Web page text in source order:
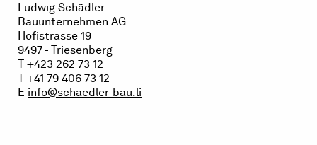
Ludwig Schädler
Bauunternehmen AG
Hofistrasse 19
9497 - Triesenberg
T +423 262 73 12
T +41 79 406 73 12
E info@schaedler-bau.li